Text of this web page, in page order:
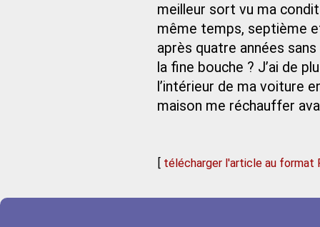
meilleur sort vu ma
même temps, septième
après quatre années
la fine bouche ? J’ai de
l’intérieur de ma voiture
maison me réchauffer
[ télécharger l'article au format